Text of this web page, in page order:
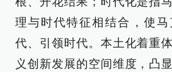
理与时代特征相结合，使
代、引领时代。本土化着重
义创新发展的空间维度，凸